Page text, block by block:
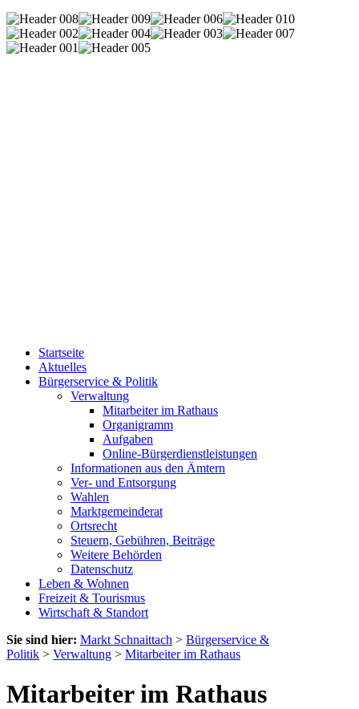
Startseite
Aktuelles
Bürgerservice & Politik
Verwaltung
Mitarbeiter im Rathaus
Organigramm
Aufgaben
Online-Bürgerdienstleistungen
Informationen aus den Ämtern
Ver- und Entsorgung
Wahlen
Marktgemeinderat
Ortsrecht
Steuern, Gebühren, Beiträge
Weitere Behörden
Datenschutz
Leben & Wohnen
Freizeit & Tourismus
Wirtschaft & Standort
Sie sind hier: Markt Schnaittach > Bürgerservice &
Politik > Verwaltung > Mitarbeiter im Rathaus
Mitarbeiter im Rathaus